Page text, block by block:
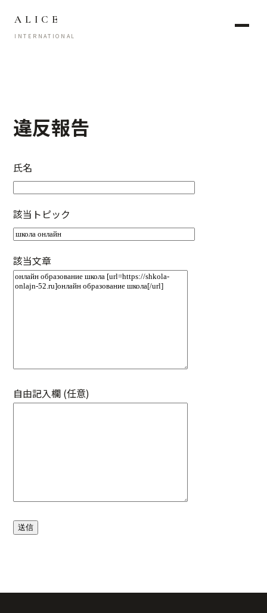
ALICE
INTERNATIONAL
違反報告
氏名
該当トピック
該当文章
自由記入欄 (任意)